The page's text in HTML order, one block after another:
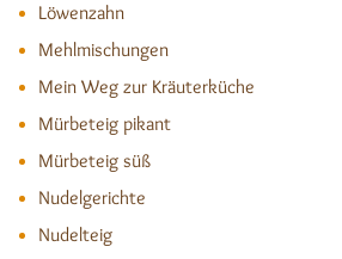
Löwenzahn
Mehlmischungen
Mein Weg zur Kräuterküche
Mürbeteig pikant
Mürbeteig süß
Nudelgerichte
Nudelteig